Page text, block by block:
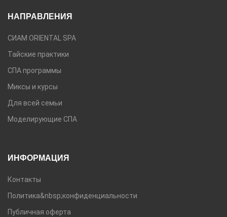
НАПРАВЛЕНИЯ
СИАМ ORIENTAL SPA
Тайские практики
СПА программы
Миксы и курсы
Для всей семьи
Моделирующие СПА
ИНФОРМАЦИЯ
Контакты
Политика&nbsp;конфиденциальности
Публичная оферта